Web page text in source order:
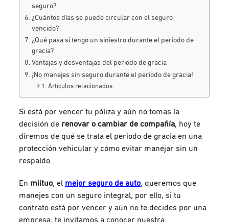
seguro?
¿Cuántos días se puede circular con el seguro
vencido?
¿Qué pasa si tengo un siniestro durante el periodo de
gracia?
Ventajas y desventajas del periodo de gracia
¡No manejes sin seguro durante el periodo de gracia!
Artículos relacionados
Si está por vencer tu póliza y aún no tomas la
decisión de renovar o cambiar de compañía, hoy te
diremos de qué se trata el periodo de gracia en una
protección vehicular y cómo evitar manejar sin un
respaldo.
En miituo, el mejor seguro de auto, queremos que
manejes con un seguro integral, por ello, si tu
contrato está por vencer y aún no te decides por una
empresa, te invitamos a conocer nuestra